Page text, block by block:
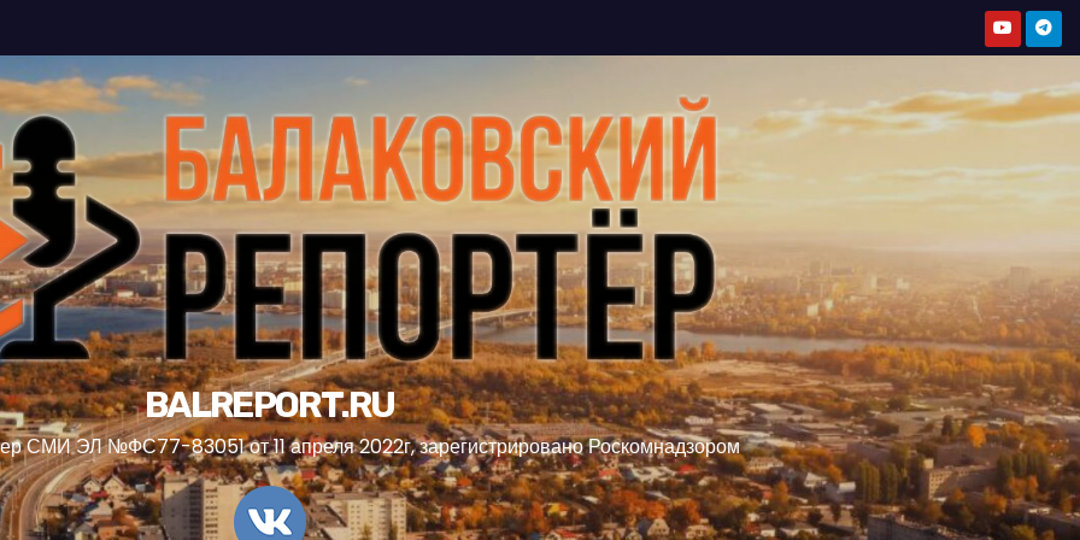
BALREPORT.RU
СМИ ЭЛ №ФС77-83051 от 11 апреля 2022г, зарегистрировано Роскомнадзором